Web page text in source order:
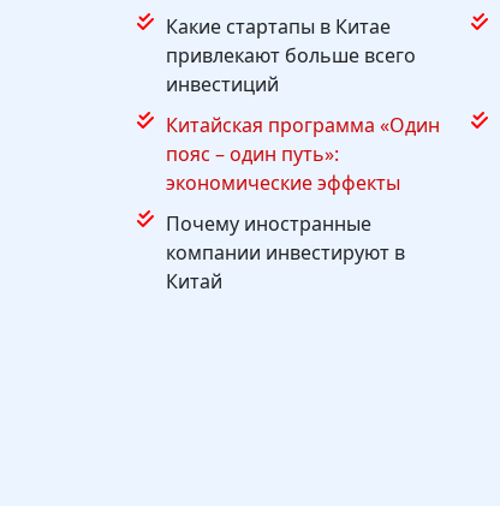
Какие стартапы в Китае
привлекают больше всего
инвестиций
Китайская программа «Один
пояс – один путь»:
экономические эффекты
Почему иностранные
компании инвестируют в
Китай